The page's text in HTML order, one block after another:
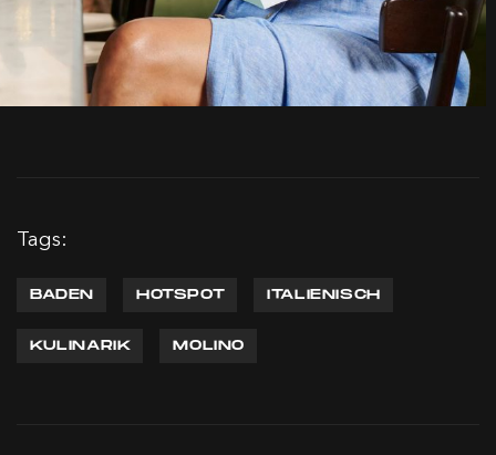
Tags:
BADEN HOTSPOT ITALIENISCH
KULINARIK MOLINO